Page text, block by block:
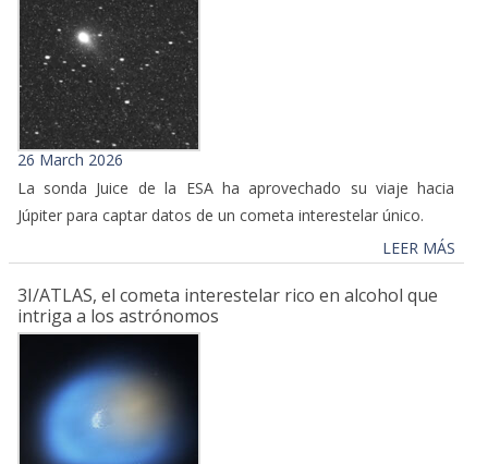
26 March 2026
La sonda Juice de la ESA ha aprovechado su viaje hacia
Júpiter para captar datos de un cometa interestelar único.
LEER MÁS
3I/ATLAS, el cometa interestelar rico en alcohol que
intriga a los astrónomos